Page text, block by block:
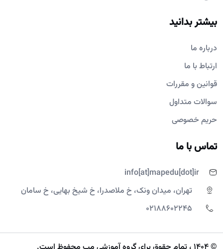
بیشتر بدانید
درباره ما
ارتباط با ما
قوانین و مقررات
سوالات متداول
حریم خصوصی
تماس با ما
info[at]mapedu[dot]ir
تهران، میدان ونک، خ ملاصدرا، خ شیخ بهایی، خ سامان
02188602245